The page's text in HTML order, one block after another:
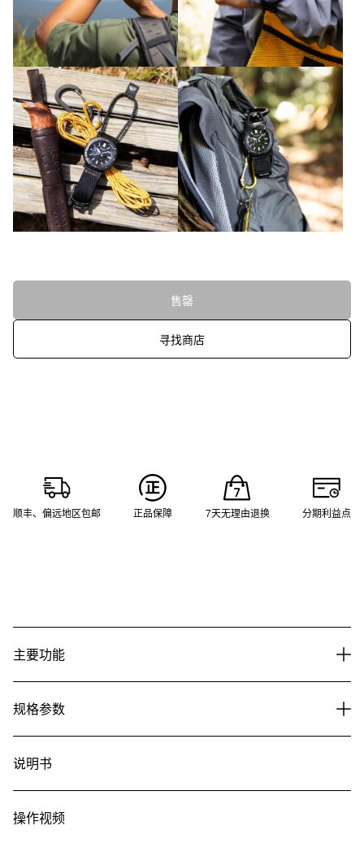
售罄
寻找商店
顺丰、偏远地区包邮 正品保障 7天无理由退换 分期利益点
主要功能
规格参数
说明书
操作视频